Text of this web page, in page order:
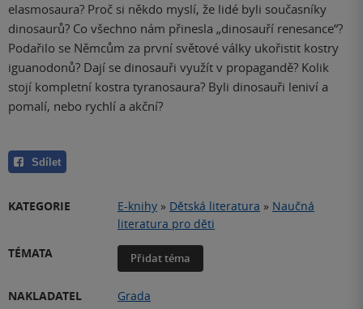
elasmosaura? Proč si někdo myslí, že lidé byli současníky
dinosaurů? Co všechno nám přinesla „dinosauří renesance“?
Podařilo se Němcům za první světové války ukořistit kostry
iguanodonů? Dají se dinosauři využít v propagandě? Kolik
stojí kompletní kostra tyranosaura? Byli dinosauři leniví a
pomalí, nebo rychlí a akční?
Sdílet
KATEGORIE E-knihy » Dětská literatura » Naučná
literatura pro děti
TÉMATA
Přidat téma
NAKLADATEL
Grada